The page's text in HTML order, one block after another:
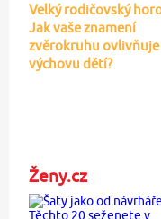
Velký rodičovský
Jak vaše znamení
zvěrokruhu ovlivňuje
výchovu dětí?
Ženy.cz